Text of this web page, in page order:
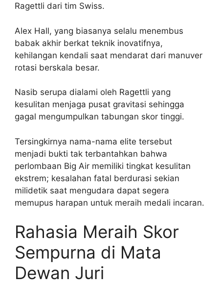
Ragettli dari tim Swiss.
Alex Hall, yang biasanya selalu menembus
babak akhir berkat teknik inovatifnya,
kehilangan kendali saat mendarat dari manuver
rotasi berskala besar.
Nasib serupa dialami oleh Ragettli yang
kesulitan menjaga pusat gravitasi sehingga
gagal mengumpulkan tabungan skor tinggi.
Tersingkirnya nama-nama elite tersebut
menjadi bukti tak terbantahkan bahwa
perlombaan Big Air memiliki tingkat kesulitan
ekstrem; kesalahan fatal berdurasi sekian
milidetik saat mengudara dapat segera
memupus harapan untuk meraih medali incaran.
Rahasia Meraih Skor
Sempurna di Mata
Dewan Juri